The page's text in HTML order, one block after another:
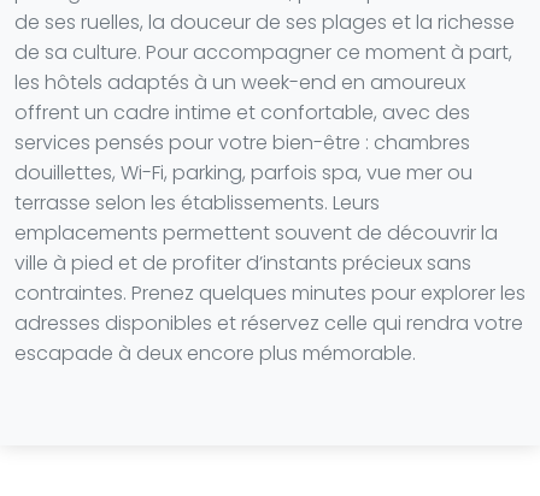
de ses ruelles, la douceur de ses plages et la richesse
de sa culture. Pour accompagner ce moment à part,
les hôtels adaptés à un week-end en amoureux
offrent un cadre intime et confortable, avec des
services pensés pour votre bien-être : chambres
douillettes, Wi-Fi, parking, parfois spa, vue mer ou
terrasse selon les établissements. Leurs
emplacements permettent souvent de découvrir la
ville à pied et de profiter d’instants précieux sans
contraintes. Prenez quelques minutes pour explorer les
adresses disponibles et réservez celle qui rendra votre
escapade à deux encore plus mémorable.